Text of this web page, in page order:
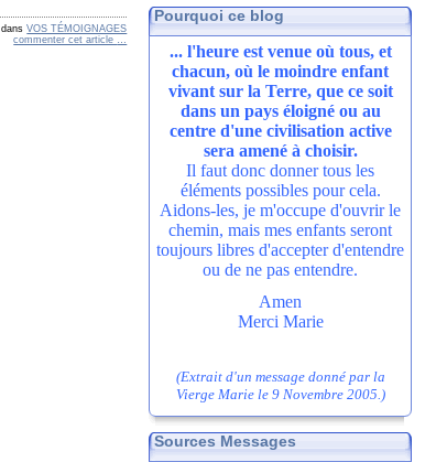
dansVOS TÉMOIGNAGES
commenter cet article …
Pourquoi ce blog
... l'heure est venue où tous, et
chacun, où le moindre enfant
vivant sur la Terre, que ce soit
dans un pays éloigné ou au
centre d'une civilisation active
sera amené à choisir.
Il faut donc donner tous les
éléments possibles pour cela.
Aidons-les, je m'occupe d'ouvrir le
chemin, mais mes enfants seront
toujours libres d'accepter d'entendre
ou de ne pas entendre.
Amen
Merci Marie
(Extrait d'un message donné par la
Vierge Marie le 9 Novembre 2005.)
Sources Messages